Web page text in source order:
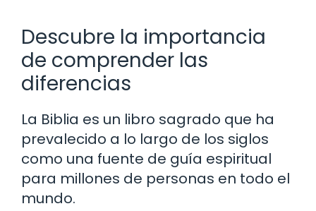
Descubre la importancia
de comprender las
diferencias
La Biblia es un libro sagrado que ha
prevalecido a lo largo de los siglos
como una fuente de guía espiritual
para millones de personas en todo el
mundo.